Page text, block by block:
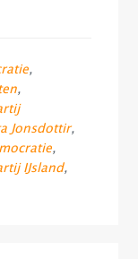
,
,
Jonsdottir,
,
IJsland,